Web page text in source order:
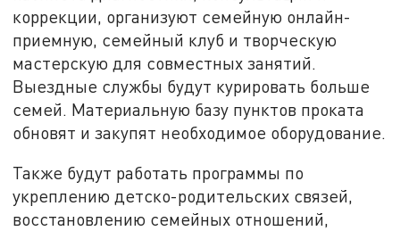
коррекции, организуют семейную онлайн-
приемную, семейный клуб и творческую
мастерскую для совместных занятий.
Выездные службы будут курировать больше
семей. Материальную базу пунктов проката
обновят и закупят необходимое оборудование.
Также будут работать программы по
укреплению детско-родительских связей,
восстановлению семейных отношений,